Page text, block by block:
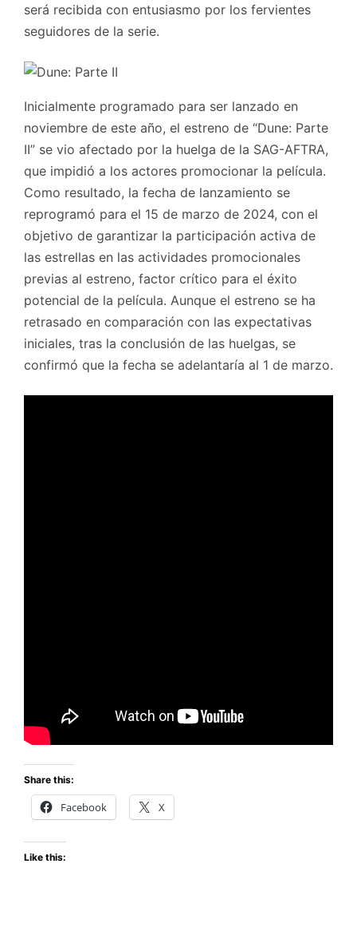
será recibida con entusiasmo por los fervientes
seguidores de la serie.
Inicialmente programado para ser lanzado en
noviembre de este año, el estreno de “Dune: Parte
II” se vio afectado por la huelga de la SAG-AFTRA,
que impidió a los actores promocionar la película.
Como resultado, la fecha de lanzamiento se
reprogramó para el 15 de marzo de 2024, con el
objetivo de garantizar la participación activa de
las estrellas en las actividades promocionales
previas al estreno, factor crítico para el éxito
potencial de la película. Aunque el estreno se ha
retrasado en comparación con las expectativas
iniciales, tras la conclusión de las huelgas, se
confirmó que la fecha se adelantaría al 1 de marzo.
Share this:
Facebook X
Like this: